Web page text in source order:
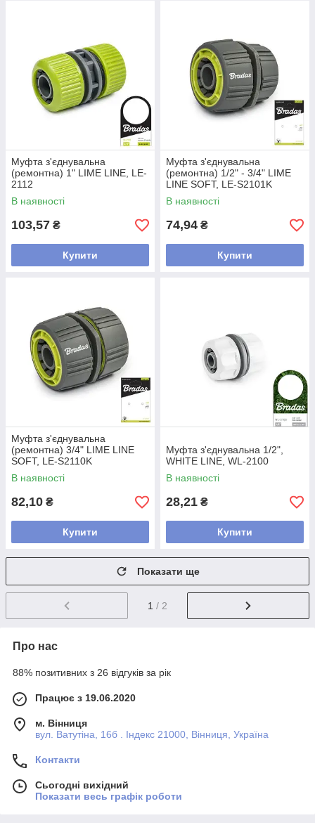
Муфта з'єднувальна
(ремонтна) 1" LIME LINE, LE-
2112
В наявності
103,57 ₴
Купити
Муфта з'єднувальна
(ремонтна) 1/2" - 3/4" LIME
LINE SOFT, LE-S2101K
В наявності
74,94 ₴
Купити
Муфта з'єднувальна
(ремонтна) 3/4" LIME LINE
SOFT, LE-S2110K
В наявності
82,10 ₴
Купити
Муфта з'єднувальна 1/2",
WHITE LINE, WL-2100
В наявності
28,21 ₴
Купити
Показати ще
1 / 2
Про нас
88% позитивних з 26 відгуків за рік
Працює з 19.06.2020
м. Вінниця
вул. Ватутіна, 16б . Індекс 21000, Вінниця, Україна
Контакти
Сьогодні вихідний
Показати весь графік роботи